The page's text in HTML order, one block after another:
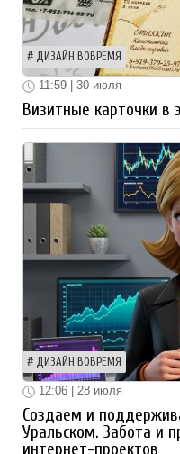
ДИЗАЙН ВОВРЕМЯ
11:59 | 30 июля
Визитные карточки в
ДИЗАЙН ВОВРЕМЯ
12:06 | 28 июля
Создаем и
Уральском. Забота и
интернет-проектов